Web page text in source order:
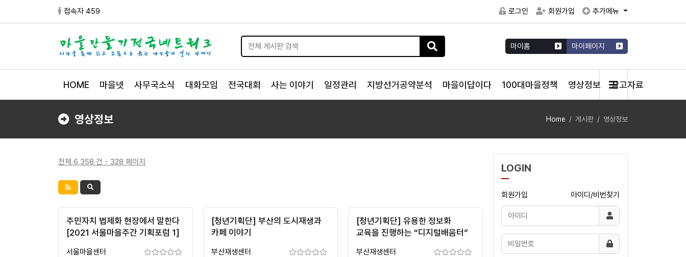
접속자 459 로그인 회원가입 추가메뉴
마이홈 마이페이지
HOME 마을넷 사무국소식 대화모임 전국대회 사는 이야기 일정관리 지방선거공약분석 마을이답이다 100대마을정책 영상정보 참고자료
영상정보 Home 게시판 영상정보
전체 6,358 건 - 328 페이지
주민자치 법제화 현장에서 말한다
[2021 서울마을주간 기획포럼 1]
서울마을센터
[청년기획단] 부산의 도시재생과
카페 이야기
부산재생센터
[청년기획단] 유용한 정보화
교육을 진행하는 “디지털배움터”
부산재생센터
LOGIN
회원가입 아이디/비번찾기